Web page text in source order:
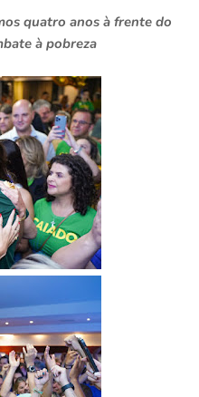
quatro anos à frente do
à pobreza